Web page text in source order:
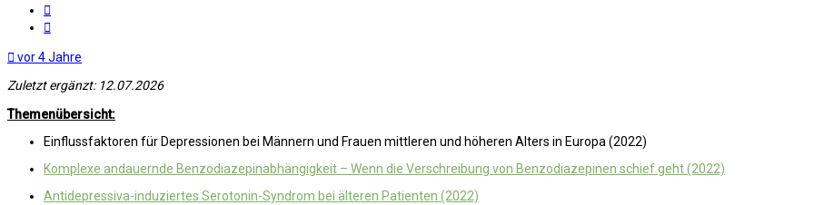
vor 4 Jahre
Zuletzt ergänzt: 12.07.2026
Themenübersicht:
Einflussfaktoren für Depressionen bei Männern und Frauen mittleren und höheren Alters in Europa (2022)
Komplexe andauernde Benzodiazepinabhängigkeit – Wenn die Verschreibung von Benzodiazepinen schief geht (2022)
Antidepressiva-induziertes Serotonin-Syndrom bei älteren Patienten (2022)